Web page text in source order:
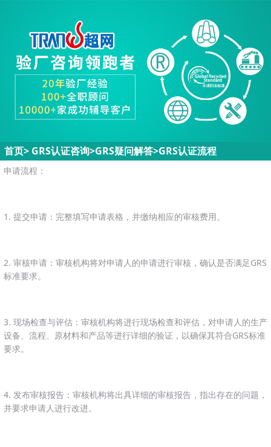
首页> GRS认证咨询>GRS疑问解答>GRS认证流程
申请流程：
1. 提交申请：完整填写申请表格，并缴纳相应的审核费用。
2. 审核申请：审核机构将对申请人的申请进行审核，确认是否满足GRS
标准要求。
3. 现场检查与评估：审核机构将进行现场检查和评估，对申请人的生产
设备、流程、原材料和产品等进行详细的验证，以确保其符合GRS标准
要求。
4. 发布审核报告：审核机构将出具详细的审核报告，指出存在的问题，
并要求申请人进行改进。